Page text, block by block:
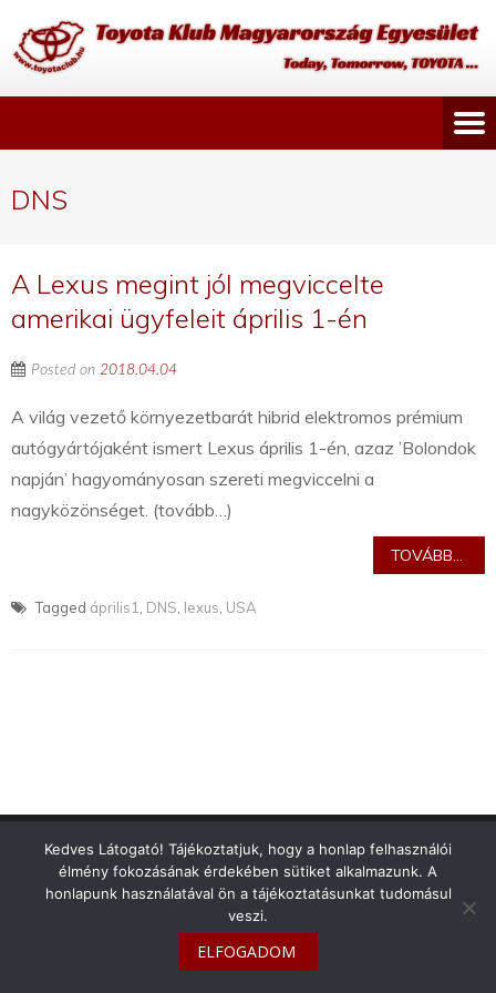
DNS
A Lexus megint jól megviccelte
amerikai ügyfeleit április 1-én
Posted on 2018.04.04
A világ vezető környezetbarát hibrid elektromos prémium
autógyártójaként ismert Lexus április 1-én, azaz ’Bolondok
napján’ hagyományosan szereti megviccelni a
nagyközönséget. (tovább…)
TOVÁBB...
Tagged április1 DNS lexus USA
Copyright © 2026Toyota Klub Magyarország
Kedves Látogató! Tájékoztatjuk, hogy a honlap felhasználói
élmény fokozásának érdekében sütiket alkalmazunk. A
honlapunk használatával ön a tájékoztatásunkat tudomásul
veszi.
ELFOGADOM